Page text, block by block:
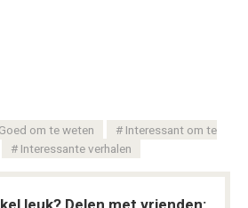
Goed om te weten
Interessant om te
Interessante verhalen
leuk? Delen met vrienden: